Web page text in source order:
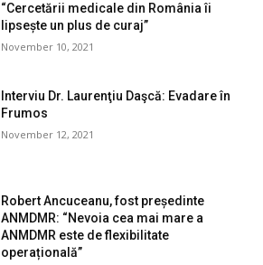
“Cercetării medicale din România îi
lipsește un plus de curaj”
November 10, 2021
Interviu Dr. Laurenţiu Daşcă: Evadare în
Frumos
November 12, 2021
Robert Ancuceanu, fost președinte
ANMDMR: “Nevoia cea mai mare a
ANMDMR este de flexibilitate
operațională”